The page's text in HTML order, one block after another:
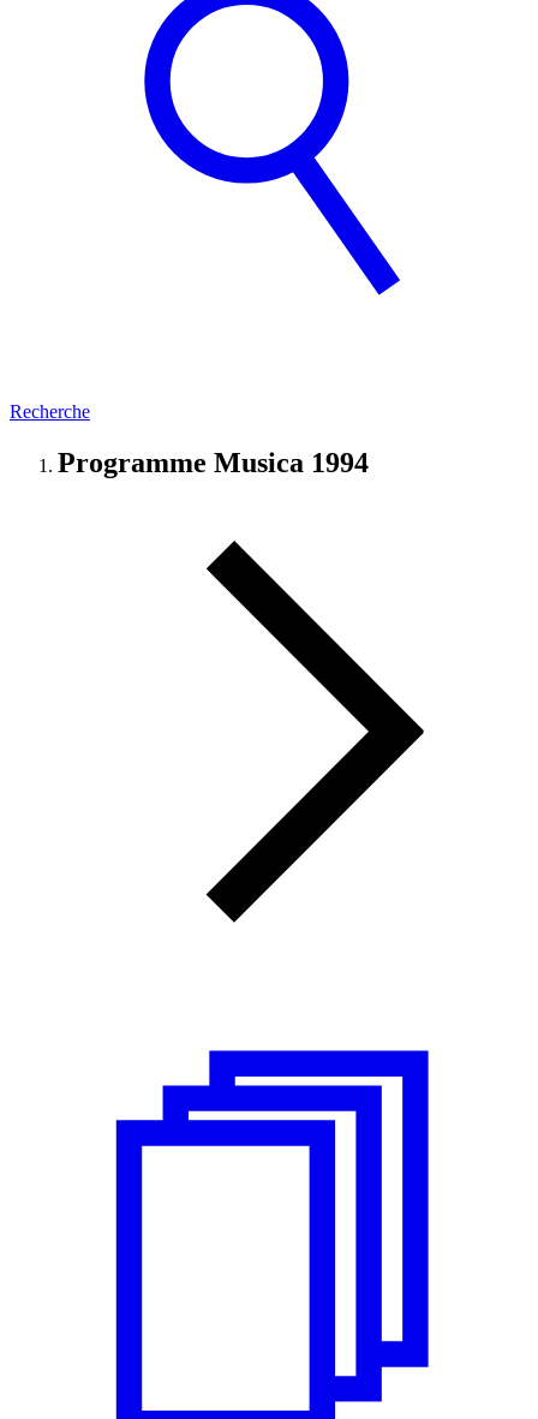
Recherche
Programme Musica 1994